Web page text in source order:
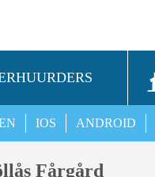
ANDROID
IOS
Fårgård